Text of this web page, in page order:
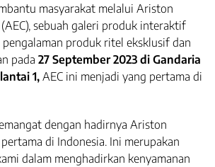
masyarakat melalui Ariston
sebuah galeri produk interaktif
produk ritel eksklusif dan
pada 27 September 2023 di Gandaria
1, AEC ini menjadi yang pertama di
dengan hadirnya Ariston
di Indonesia. Ini merupakan
dalam menghadirkan kenyamanan